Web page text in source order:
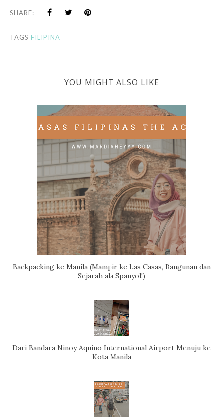
SHARE:
TAGS FILIPINA
YOU MIGHT ALSO LIKE
Backpacking ke Manila (Mampir ke Las Casas, Bangunan dan
Sejarah ala Spanyol!)
Dari Bandara Ninoy Aquino International Airport Menuju ke
Kota Manila